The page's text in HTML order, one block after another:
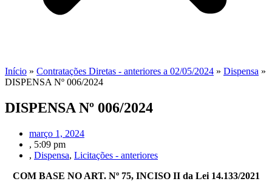
Início » Contratações Diretas - anteriores a 02/05/2024 » Dispensa »
DISPENSA Nº 006/2024
DISPENSA Nº 006/2024
março 1, 2024
, 5:09 pm
, Dispensa, Licitações - anteriores
COM BASE NO ART. Nº 75, INCISO II da Lei 14.133/2021